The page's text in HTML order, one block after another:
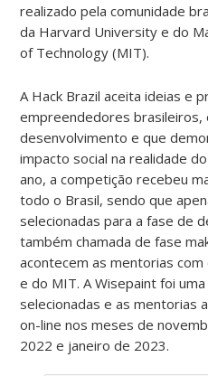
realizado pela comunidade
da Harvard University e do
of Technology (MIT).
A Hack Brazil aceita ideias e
empreendedores brasileiros,
desenvolvimento e que
impacto social na realidade
ano, a competição recebeu
todo o Brasil, sendo que
selecionadas para a fase de
também chamada de fase
acontecem as mentorias
e do MIT. A Wisepaint foi
selecionadas e as mentorias
on-line nos meses de
2022 e janeiro de 2023.